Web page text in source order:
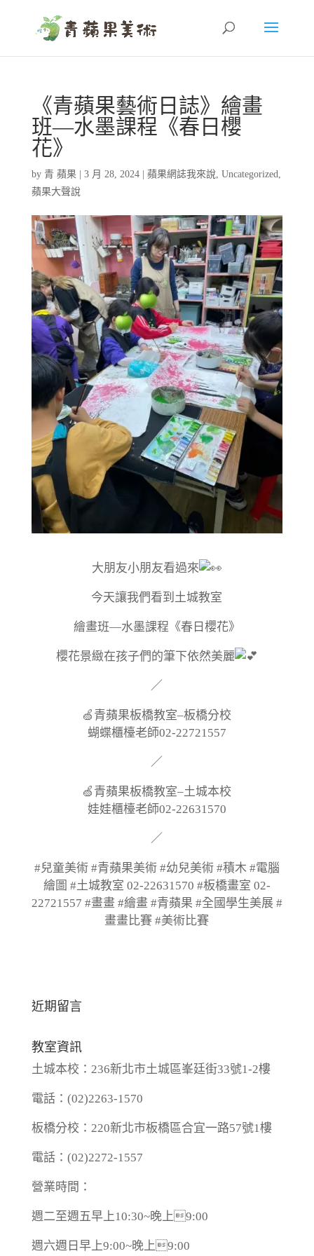
《青蘋果藝術日誌》繪畫
班—水墨課程《春日櫻
花》
by 青 蘋果 3 月 28, 2024| 蘋果網誌我來說, Uncategorized,
蘋果大聲說
大朋友小朋友看過來
今天讓我們看到土城教室
繪畫班—水墨課程《春日櫻花》
櫻花景緻在孩子們的筆下依然美麗
／
🍏青蘋果板橋教室–板橋分校
蝴蝶櫃檯老師02-22721557
／
🍏青蘋果板橋教室–土城本校
娃娃櫃檯老師02-22631570
／
#兒童美術 #青蘋果美術 #幼兒美術 #積木 #電腦
繪圖 #土城教室 02-22631570 #板橋畫室 02-
22721557 #畫畫 #繪畫 #青蘋果 #全國學生美展 #
畫畫比賽 #美術比賽
近期留言
教室資訊
土城本校：236新北市土城區峯廷街33號1-2樓
電話：(02)2263-1570
板橋分校：220新北市板橋區合宜一路57號1樓
電話：(02)2272-1557
營業時間：
週二至週五早上10:30~晚上9:00
週六週日早上9:00~晚上9:00